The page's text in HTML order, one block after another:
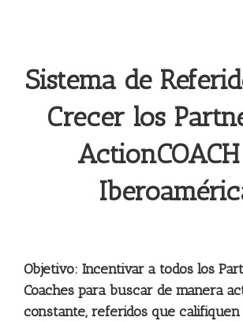
Sistema de
Crecer los
Objetivo: Incentivar a todos los
Coaches para buscar de manera
constante, referidos que